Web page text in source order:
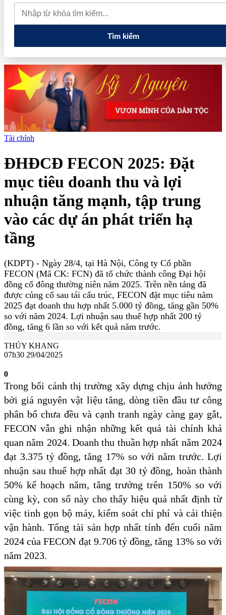
trong 2 năm
Phú Thọ phát triển 14 đô thị trọng điểm, mở cánh
cửa cho kỷ nguyên tăng trưởng mới
Tìm kiếm
Tài chính
ĐHĐCĐ FECON 2025: Đặt
mục tiêu doanh thu và lợi
nhuận tăng mạnh, tập trung
vào các dự án phát triển hạ
tầng
(KDPT) - Ngày 28/4, tại Hà Nội, Công ty Cổ phần
FECON (Mã CK: FCN) đã tổ chức thành công Đại hội
đồng cổ đông thường niên năm 2025. Trên nền tảng đã
được củng cố sau tái cấu trúc, FECON đặt mục tiêu năm
2025 đạt doanh thu hợp nhất 5.000 tỷ đồng, tăng gần 50%
so với năm 2024. Lợi nhuận sau thuế hợp nhất 200 tỷ
đồng, tăng 6 lần so với kết quả năm trước.
THÚY KHANG
07h30 29/04/2025
0
Trong bối cảnh thị trường xây dựng chịu ảnh hưởng
bởi giá nguyên vật liệu tăng, dòng tiền đầu tư công
phân bổ chưa đều và cạnh tranh ngày càng gay gắt,
FECON vẫn ghi nhận những kết quả tài chính khả
quan năm 2024. Doanh thu thuần hợp nhất năm 2024
đạt 3.375 tỷ đồng, tăng 17% so với năm trước. Lợi
nhuận sau thuế hợp nhất đạt 30 tỷ đồng, hoàn thành
50% kế hoạch năm, tăng trưởng trên 150% so với
cùng kỳ, con số này cho thấy hiệu quả nhất định từ
việc tinh gọn bộ máy, kiểm soát chi phí và cải thiện
vận hành. Tổng tài sản hợp nhất tính đến cuối năm
2024 của FECON đạt 9.706 tỷ đồng, tăng 13% so với
năm 2023.